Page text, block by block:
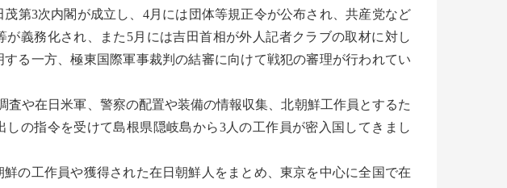
第3次内閣が成立し、4月には団体等規正令が公布され、共産党など
義務化され、また5月には吉田首相が外人記者クラブの取材に対し
する一方、極東国際軍事裁判の結審に向けて戦犯の審理が行われてい
や在日米軍、警察の配置や装備の情報収集、北朝鮮工作員とするた
の指令を受けて島根県隠岐島から3人の工作員が密入国してきまし
の工作員や獲得された在日朝鮮人をまとめ、東京を中心に全国で在